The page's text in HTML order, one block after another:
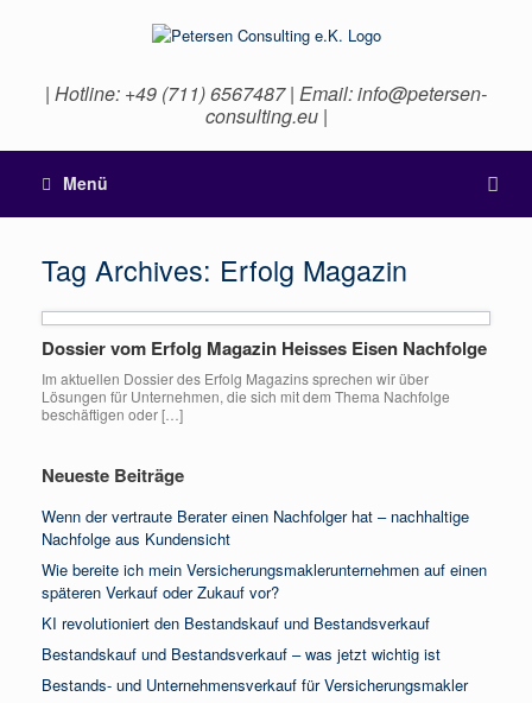
| Hotline: +49 (711) 6567487 | Email: info@petersen-
consulting.eu |
Menü
Tag Archives: Erfolg Magazin
Dossier vom Erfolg Magazin Heisses Eisen Nachfolge
Im aktuellen Dossier des Erfolg Magazins sprechen wir über
Lösungen für Unternehmen, die sich mit dem Thema Nachfolge
beschäftigen oder […]
Neueste Beiträge
Wenn der vertraute Berater einen Nachfolger hat – nachhaltige
Nachfolge aus Kundensicht
Wie bereite ich mein Versicherungsmaklerunternehmen auf einen
späteren Verkauf oder Zukauf vor?
KI revolutioniert den Bestandskauf und Bestandsverkauf
Bestandskauf und Bestandsverkauf – was jetzt wichtig ist
Bestands- und Unternehmensverkauf für Versicherungsmakler